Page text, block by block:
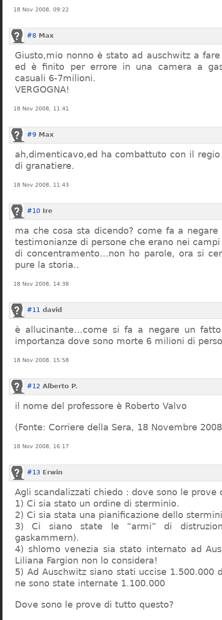
18 Nov 2008, 09:22
#8 Max
Giusto,mio nonno è stato ad auschwitz a
ed è finito per errore in una camera a
casuali 6-7milioni.
VERGOGNA!
18 Nov 2008, 11:41
#9 Max
ah,dimenticavo,ed ha combattuto con il
di granatiere.
18 Nov 2008, 11:43
#10 Ire
ma che cosa sta dicendo? come fa a
testimonianze di persone che erano nei campi
di concentramento…non ho parole, ora si
pure la storia..
18 Nov 2008, 14:38
#11 david
è allucinante…come si fa a negare un
importanza dove sono morte 6 milioni di
18 Nov 2008, 15:58
#12 Alberto P.
il nome del professore è Roberto Valvo
(Fonte: Corriere della Sera, 18 Novembre
18 Nov 2008, 16:17
#13 Erwin
Agli scandalizzati chiedo : dove sono le prove
1) Ci sia stato un ordine di sterminio.
2) Ci sia stata una pianificazione dello
3) Ci siano state le “armi” di
gaskammern).
4) shlomo venezia sia stato internato ad
Liliana Fargion non lo considera!
5) Ad Auschwitz siano stati uccise 1.500.000
ne sono state internate 1.100.000
Dove sono le prove di tutto questo?